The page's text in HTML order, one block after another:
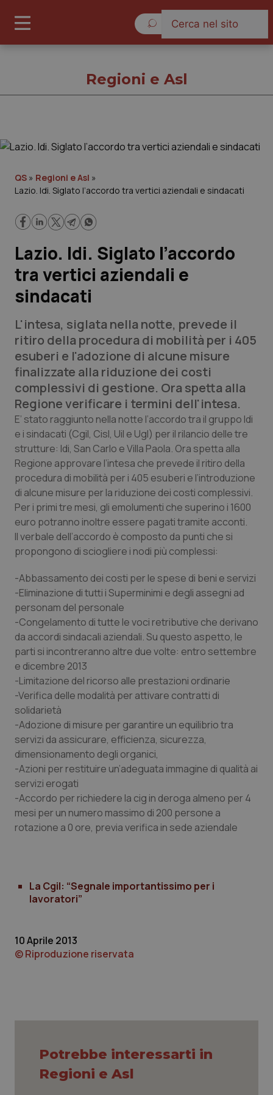
Cronache
Lavoro e Professioni
Scienza e Farmaci
Studi e Analisi
Lettere al direttore
Edizioni Regionali
QS Pro
Professionisti Sanitari.AI
Abruzzo
Basilicata
Calabria
Campania
Emilia-Romagna
Friuli Venezia Giulia
Lazio
Liguria
Lombardia
Marche
Molise
Provincia Autonoma di Trento
Puglia
QS Pro Gold
Artrite & artrosi
Asma & BPCO
Car-T
Colesterolo & coronaropatie
Dermatite Atopica
Diabete & glucometri
Disturbi dell’umore
Dolore
Donna & Salute
Epatiti
Ipertensione & Scompenso
Malattie rare
Oftalmologia
QS Club Newsletter
Regioni e Asl
QS » Regioni e Asl »
Lazio. Idi. Siglato l’accordo tra vertici aziendali e sindacati
Lazio. Idi. Siglato l’accordo
tra vertici aziendali e
sindacati
L'intesa, siglata nella notte, prevede il
ritiro della procedura di mobilità per i 405
esuberi e l'adozione di alcune misure
finalizzate alla riduzione dei costi
complessivi di gestione. Ora spetta alla
Regione verificare i termini dell'intesa.
E’ stato raggiunto nella notte l’accordo tra il gruppo Idi
e i sindacati (Cgil, Cisl, Uil e Ugl) per il rilancio delle tre
strutture: Idi, San Carlo e Villa Paola. Ora spetta alla
Regione approvare l’intesa che prevede il ritiro della
procedura di mobilità per i 405 esuberi e l’introduzione
di alcune misure per la riduzione dei costi complessivi.
Per i primi tre mesi, gli emolumenti che superino i 1600
euro potranno inoltre essere pagati tramite acconti.
Il verbale dell’accordo è composto da punti che si
propongono di sciogliere i nodi più complessi:
-Abbassamento dei costi per le spese di beni e servizi
-Eliminazione di tutti i Superminimi e degli assegni ad
personam del personale
-Congelamento di tutte le voci retributive che derivano
da accordi sindacali aziendali. Su questo aspetto, le
parti si incontreranno altre due volte: entro settembre
e dicembre 2013
-Limitazione del ricorso alle prestazioni ordinarie
-Verifica delle modalità per attivare contratti di
solidarietà
-Adozione di misure per garantire un equilibrio tra
servizi da assicurare, efficienza, sicurezza,
dimensionamento degli organici,
-Azioni per restituire un’adeguata immagine di qualità ai
servizi erogati
-Accordo per richiedere la cig in deroga almeno per 4
mesi per un numero massimo di 200 persone a
rotazione a 0 ore, previa verifica in sede aziendale
La Cgil: “Segnale importantissimo per i
lavoratori”
10 Aprile 2013
© Riproduzione riservata
Potrebbe interessarti in
Regioni e Asl